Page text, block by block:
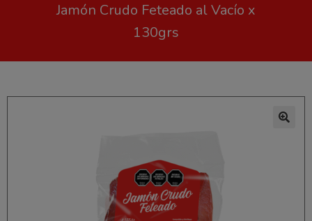
Jamón Crudo Feteado al Vacío x
130grs